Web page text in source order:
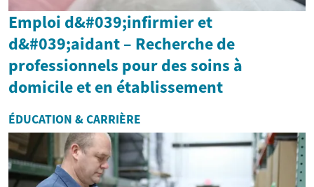
Emploi d&#039;infirmier et
d&#039;aidant – Recherche de
professionnels pour des soins à
domicile et en établissement
ÉDUCATION & CARRIÈRE